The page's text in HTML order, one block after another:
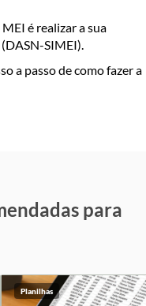
é realizar a sua
SIMEI).
a passo de como fazer a
para
Planilhas